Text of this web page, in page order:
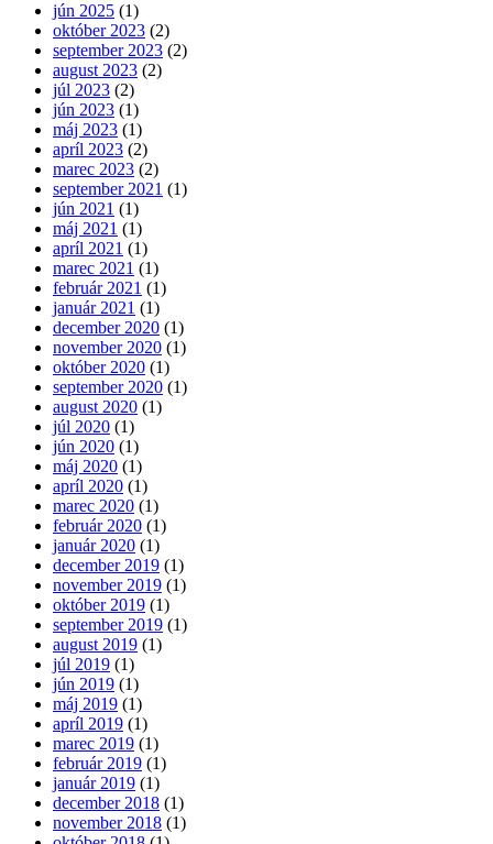
jún 2025 (1)
október 2023 (2)
september 2023 (2)
august 2023 (2)
júl 2023 (2)
jún 2023 (1)
máj 2023 (1)
apríl 2023 (2)
marec 2023 (2)
september 2021 (1)
jún 2021 (1)
máj 2021 (1)
apríl 2021 (1)
marec 2021 (1)
február 2021 (1)
január 2021 (1)
december 2020 (1)
november 2020 (1)
október 2020 (1)
september 2020 (1)
august 2020 (1)
júl 2020 (1)
jún 2020 (1)
máj 2020 (1)
apríl 2020 (1)
marec 2020 (1)
február 2020 (1)
január 2020 (1)
december 2019 (1)
november 2019 (1)
október 2019 (1)
september 2019 (1)
august 2019 (1)
júl 2019 (1)
jún 2019 (1)
máj 2019 (1)
apríl 2019 (1)
marec 2019 (1)
február 2019 (1)
január 2019 (1)
december 2018 (1)
november 2018 (1)